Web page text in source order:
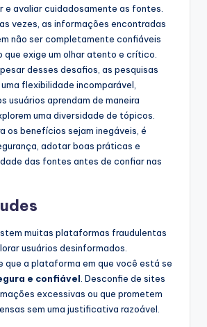
e avaliar cuidadosamente as fontes.
vezes, as informações encontradas
não ser completamente confiáveis
que exige um olhar atento e crítico.
desses desafios, as pesquisas
flexibilidade incomparável,
usuários aprendam de maneira
uma diversidade de tópicos.
os benefícios sejam inegáveis, é
adotar boas práticas e
das fontes antes de confiar nas
muitas plataformas fraudulentas
usuários desinformados.
a plataforma em que você está se
e confiável . Desconfie de sites
excessivas ou que prometem
sem uma justificativa razoável.